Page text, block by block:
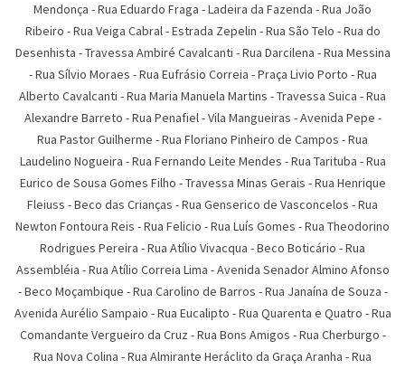
Mendonça -Rua Eduardo Fraga -Ladeira da Fazenda -Rua João
Ribeiro -Rua Veiga Cabral-Estrada Zepelin -Rua São Telo -Rua do
Desenhista -Travessa Ambiré Cavalcanti -Rua Darcilena -Rua Messina
-Rua Sí­lvio Moraes -Rua Eufrásio Correia -Praça Livio Porto -Rua
Alberto Cavalcanti -Rua Maria Manuela Martins -Travessa Suica -Rua
Alexandre Barreto -Rua Penafiel-Vila Mangueiras -Avenida Pepe -
Rua Pastor Guilherme -Rua Floriano Pinheiro de Campos -Rua
Laudelino Nogueira -Rua Fernando Leite Mendes -Rua Tarituba -Rua
Eurico de Sousa Gomes Filho -Travessa Minas Gerais -Rua Henrique
Fleiuss -Beco das Crianças -Rua Genserico de Vasconcelos -Rua
Newton Fontoura Reis -Rua Felicio -Rua Luís Gomes -Rua Theodorino
Rodrigues Pereira -Rua Atí­lio Vivacqua -Beco Boticário -Rua
Assembléia -Rua Atílio Correia Lima -Avenida Senador Almino Afonso
-Beco Moçambique -Rua Carolino de Barros -Rua Janaína de Souza -
Avenida Aurélio Sampaio -Rua Eucalipto -Rua Quarenta e Quatro -Rua
Comandante Vergueiro da Cruz -Rua Bons Amigos -Rua Cherburgo -
Rua Nova Colina -Rua Almirante Heráclito da Graça Aranha -Rua